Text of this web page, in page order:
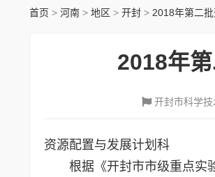
首页 > 河南 > 地区 > 开封 > 2018年第二
2018年
开封市科学技
资源配置与发展计划科
根据《开封市市级重点实